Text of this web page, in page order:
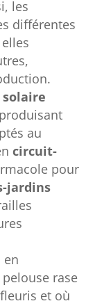
les
différentes
solaire
au
circuit-
pour
jardins
en
rase
et où